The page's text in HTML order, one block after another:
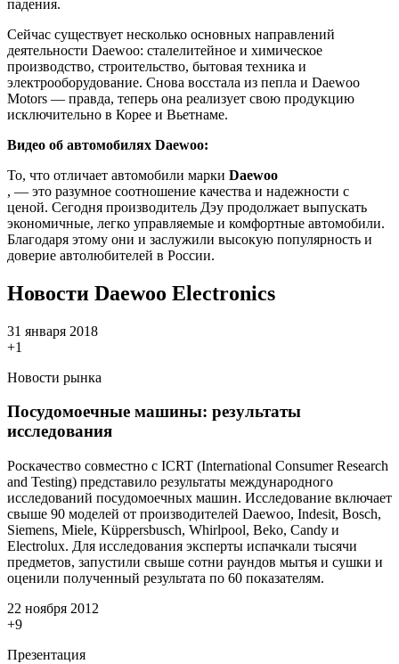
падения.
Сейчас существует несколько основных направлений
деятельности Daewoo: сталелитейное и химическое
производство, строительство, бытовая техника и
электрооборудование. Снова восстала из пепла и Daewoo
Motors — правда, теперь она реализует свою продукцию
исключительно в Корее и Вьетнаме.
Видео об автомобилях Daewoo:
То, что отличает автомобили марки Daewoo
, — это разумное соотношение качества и надежности с
ценой. Сегодня производитель Дэу продолжает выпускать
экономичные, легко управляемые и комфортные автомобили.
Благодаря этому они и заслужили высокую популярность и
доверие автолюбителей в России.
Новости Daewoo Electronics
31 января 2018
+1
Новости рынка
Посудомоечные машины: результаты
исследования
Роскачество совместно с ICRT (International Consumer Research
and Testing) представило результаты международного
исследований посудомоечных машин. Исследование включает
свыше 90 моделей от производителей Daewoo, Indesit, Bosch,
Siemens, Miele, Küppersbusch, Whirlpool, Beko, Candy и
Electrolux. Для исследования эксперты испачкали тысячи
предметов, запустили свыше сотни раундов мытья и сушки и
оценили полученный результата по 60 показателям.
22 ноября 2012
+9
Презентация